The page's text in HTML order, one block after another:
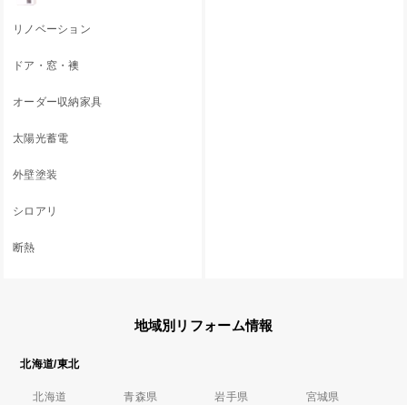
リノベーション
ドア・窓・襖
オーダー収納家具
太陽光蓄電
外壁塗装
シロアリ
断熱
地域別リフォーム情報
北海道/東北
北海道 青森県 岩手県 宮城県